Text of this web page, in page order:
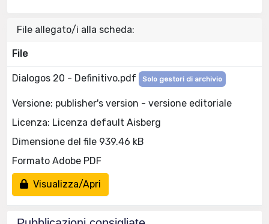
File allegato/i alla scheda:
File
Dialogos 20 - Definitivo.pdf Solo gestori di archivio
Versione: publisher's version - versione editoriale
Licenza: Licenza default Aisberg
Dimensione del file 939.46 kB
Formato Adobe PDF
Visualizza/Apri